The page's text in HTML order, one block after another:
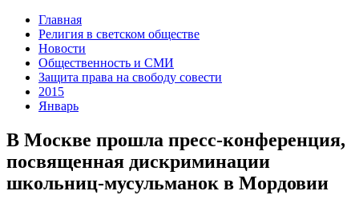
Главная
Религия в светском обществе
Новости
Общественность и СМИ
Защита права на свободу совести
2015
Январь
В Москве прошла пресс-конференция,
посвященная дискриминации
школьниц-мусульманок в Мордовии